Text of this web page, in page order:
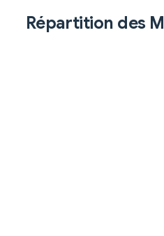
Répartition des